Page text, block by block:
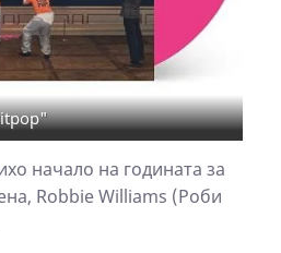
начало на годината за
Robbie Williams (Роби